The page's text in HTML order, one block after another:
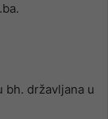
bh. državljana u